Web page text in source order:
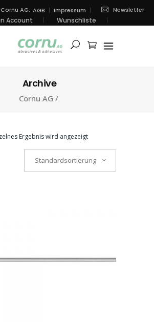
AG. AGB Impressum Newsletter
Account Wunschliste
Archive
Cornu AG /
Ergebnis wird angezeigt
Standardsortierung